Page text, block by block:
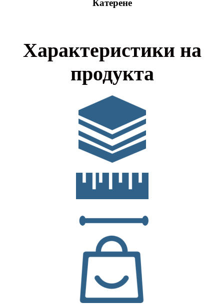
Катерене
Характеристики на
продукта